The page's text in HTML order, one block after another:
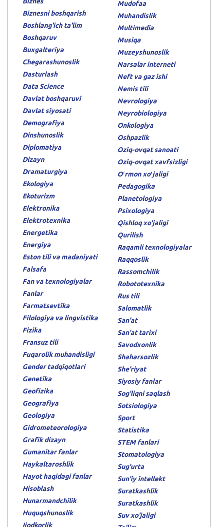
Biznesni boshqarish
Boshlang'ich ta'lim
Boshqaruv
Buxgalteriya
Chegarashunoslik
Dasturlash
Data Science
Davlat boshqaruvi
Davlat siyosati
Demografiya
Dinshunoslik
Diplomatiya
Dizayn
Dramaturgiya
Ekologiya
Ekoturizm
Elektronika
Elektrotexnika
Energetika
Energiya
Eston tili va madaniyati
Falsafa
Fan va texnologiyalar
Fanlar
Farmatsevtika
Filologiya va lingvistika
Fizika
Fransuz tili
Fuqarolik muhandisligi
Gender tadqiqotlari
Genetika
Geofizika
Geografiya
Geologiya
Gidrometeorologiya
Grafik dizayn
Gumanitar fanlar
Haykaltaroshlik
Hayot haqidagi fanlar
Hisoblash
Hunarmandchilik
Huquqshunoslik
Ijodkorlik
Mudofaa
Muhandislik
Multimedia
Musiqa
Muzeyshunoslik
Narsalar interneti
Neft va gaz ishi
Nemis tili
Nevrologiya
Neyrobiologiya
Onkologiya
Oshpazlik
Oziq-ovqat sanoati
Oziq-ovqat xavfsizligi
Oʻrmon xoʻjaligi
Pedagogika
Planetologiya
Psixologiya
Qishloq xo'jaligi
Qurilish
Raqamli texnologiyalar
Raqqoslik
Rassomchilik
Robototexnika
Rus tili
Salomatlik
San'at
San'at tarixi
Savodxonlik
Shaharsozlik
She'riyat
Siyosiy fanlar
Sog'liqni saqlash
Sotsiologiya
Sport
Statistika
STEM fanlari
Stomatologiya
Sug'urta
Sun'iy intellekt
Suratkashlik
Suratkashlik
Suv xo'jaligi